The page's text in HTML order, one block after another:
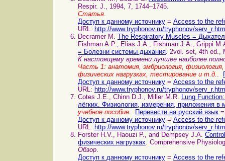
Respir. J., 1994, 7, 1744–1745.
Статья.
Доступ к данному источнику = Access to the
URL: http://www.tryphonov.ru/tryphonov/
Decramer M. The Respiratory Muscles =
Fishman A.P., Elias J.A., Fishman J.A., Grippi
= Болезни системы дыхания. 2vol. set, 4th ed.,
К настоящему времени лучшее наиболее
Часть 1: анатомия, эмбриология,
физических нагрузках, тестирование и т.д. .
Доступ к данному источнику = Access to the
URL: http://www.tryphonov.ru/tryphonov/
Cotes J.E., Chinn D.J., Miller M.R. Lung
лёгких. Физиология, измерения, приложения в
учебное пособие. Перевести на русский язык =
Доступ к данному источнику = Access to the
URL: http://www.tryphonov.ru/tryphonov/
Forster H.V., Haouzi P., and Dempsey J.A.
физических нагрузках. Comprehensive
Обзор.
Доступ к данному источнику = Access to the